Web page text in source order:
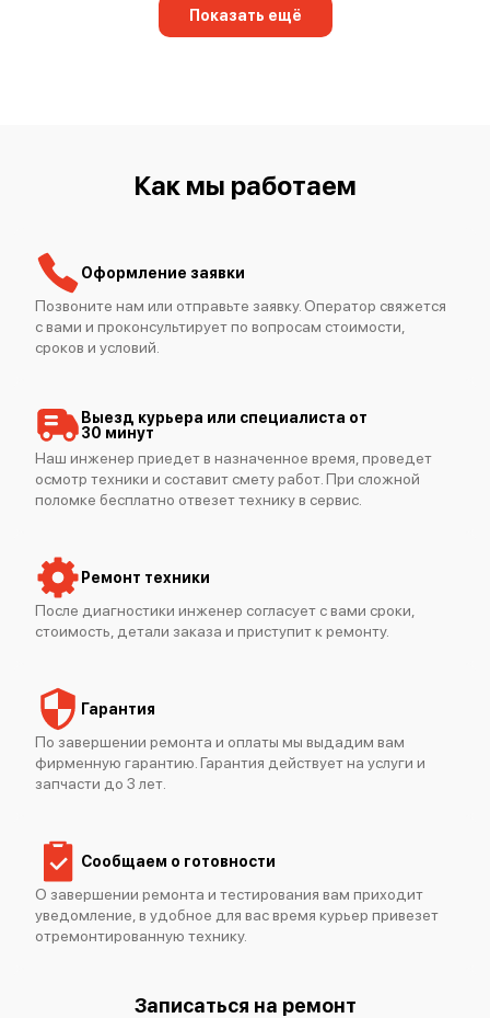
Mimaki СJV150-160
Mimaki UJV55-320
Mimaki UJF-7151 Plus
Показать ещё
Как мы работаем
Оформление заявки
Позвоните нам или отправьте заявку. Оператор свяжется
с вами и проконсультирует по вопросам стоимости,
сроков и условий.
Выезд курьера или специалиста от
30 минут
Наш инженер приедет в назначенное время, проведет
осмотр техники и составит смету работ. При сложной
поломке бесплатно отвезет технику в сервис.
Ремонт техники
После диагностики инженер согласует с вами сроки,
стоимость, детали заказа и приступит к ремонту.
Гарантия
По завершении ремонта и оплаты мы выдадим вам
фирменную гарантию. Гарантия действует на услуги и
запчасти до 3 лет.
Сообщаем о готовности
О завершении ремонта и тестирования вам приходит
уведомление, в удобное для вас время курьер привезет
отремонтированную технику.
Записаться на ремонт